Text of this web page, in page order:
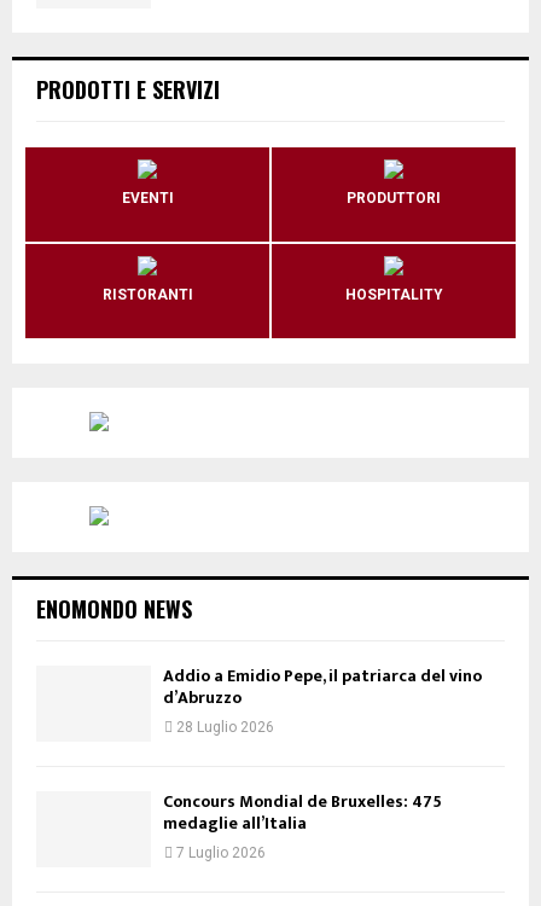
PRODOTTI E SERVIZI
EVENTI PRODUTTORI
RISTORANTI HOSPITALITY
ENOMONDO NEWS
Addio a Emidio Pepe, il patriarca del vino
d’Abruzzo
28 Luglio 2026
Concours Mondial de Bruxelles: 475
medaglie all’Italia
7 Luglio 2026